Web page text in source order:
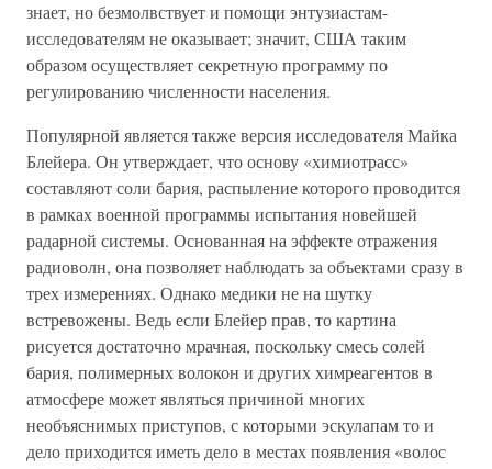
знает, но безмолвствует и помощи энтузиастам-
исследователям не оказывает; значит, США таким
образом осуществляет секретную программу по
регулированию численности населения.
Популярной является также версия исследователя Майка
Блейера. Он утверждает, что основу «химиотрасс»
составляют соли бария, распыление которого проводится
в рамках военной программы испытания новейшей
радарной системы. Основанная на эффекте отражения
радиоволн, она позволяет наблюдать за объектами сразу в
трех измерениях. Однако медики не на шутку
встревожены. Ведь если Блейер прав, то картина
рисуется достаточно мрачная, поскольку смесь солей
бария, полимерных волокон и других химреагентов в
атмосфере может являться причиной многих
необъяснимых приступов, с которыми эскулапам то и
дело приходится иметь дело в местах появления «волос